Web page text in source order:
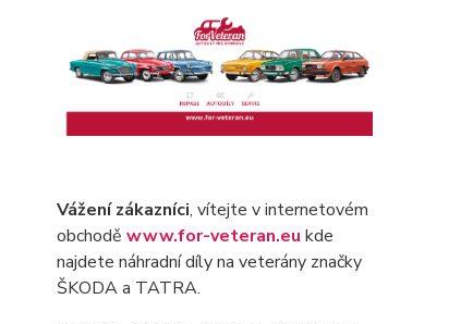
Vážení zákazníci, vítejte v internetovém
obchodě www.for-veteran.eu kde
najdete náhradní díly na veterány značky
ŠKODA a TATRA.